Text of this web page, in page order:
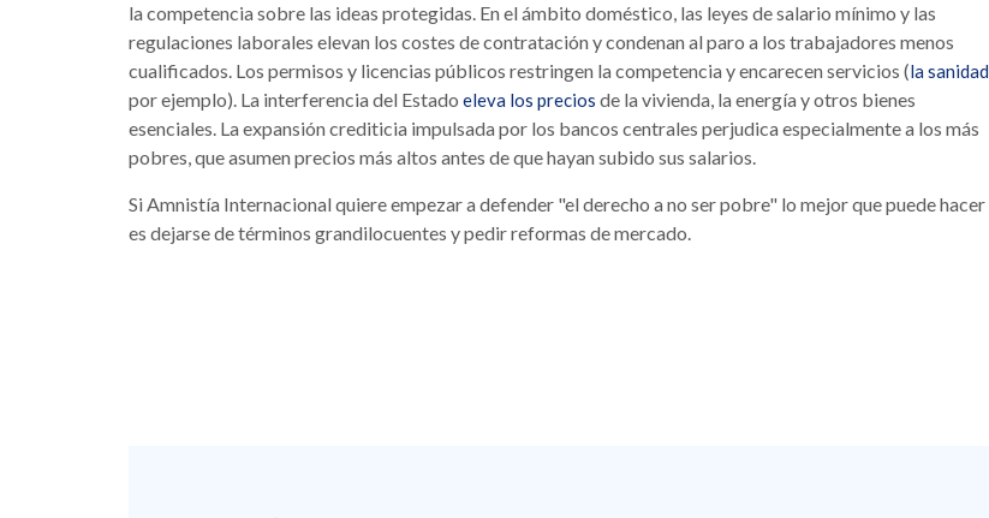
la competencia sobre las ideas protegidas. En el ámbito doméstico, las leyes de salario mínimo y las
regulaciones laborales elevan los costes de contratación y condenan al paro a los trabajadores menos
cualificados. Los permisos y licencias públicos restringen la competencia y encarecen servicios (la sanidad
por ejemplo). La interferencia del Estado eleva los precios de la vivienda, la energía y otros bienes
esenciales. La expansión crediticia impulsada por los bancos centrales perjudica especialmente a los más
pobres, que asumen precios más altos antes de que hayan subido sus salarios.
Si Amnistía Internacional quiere empezar a defender "el derecho a no ser pobre" lo mejor que puede hacer
es dejarse de términos grandilocuentes y pedir reformas de mercado.